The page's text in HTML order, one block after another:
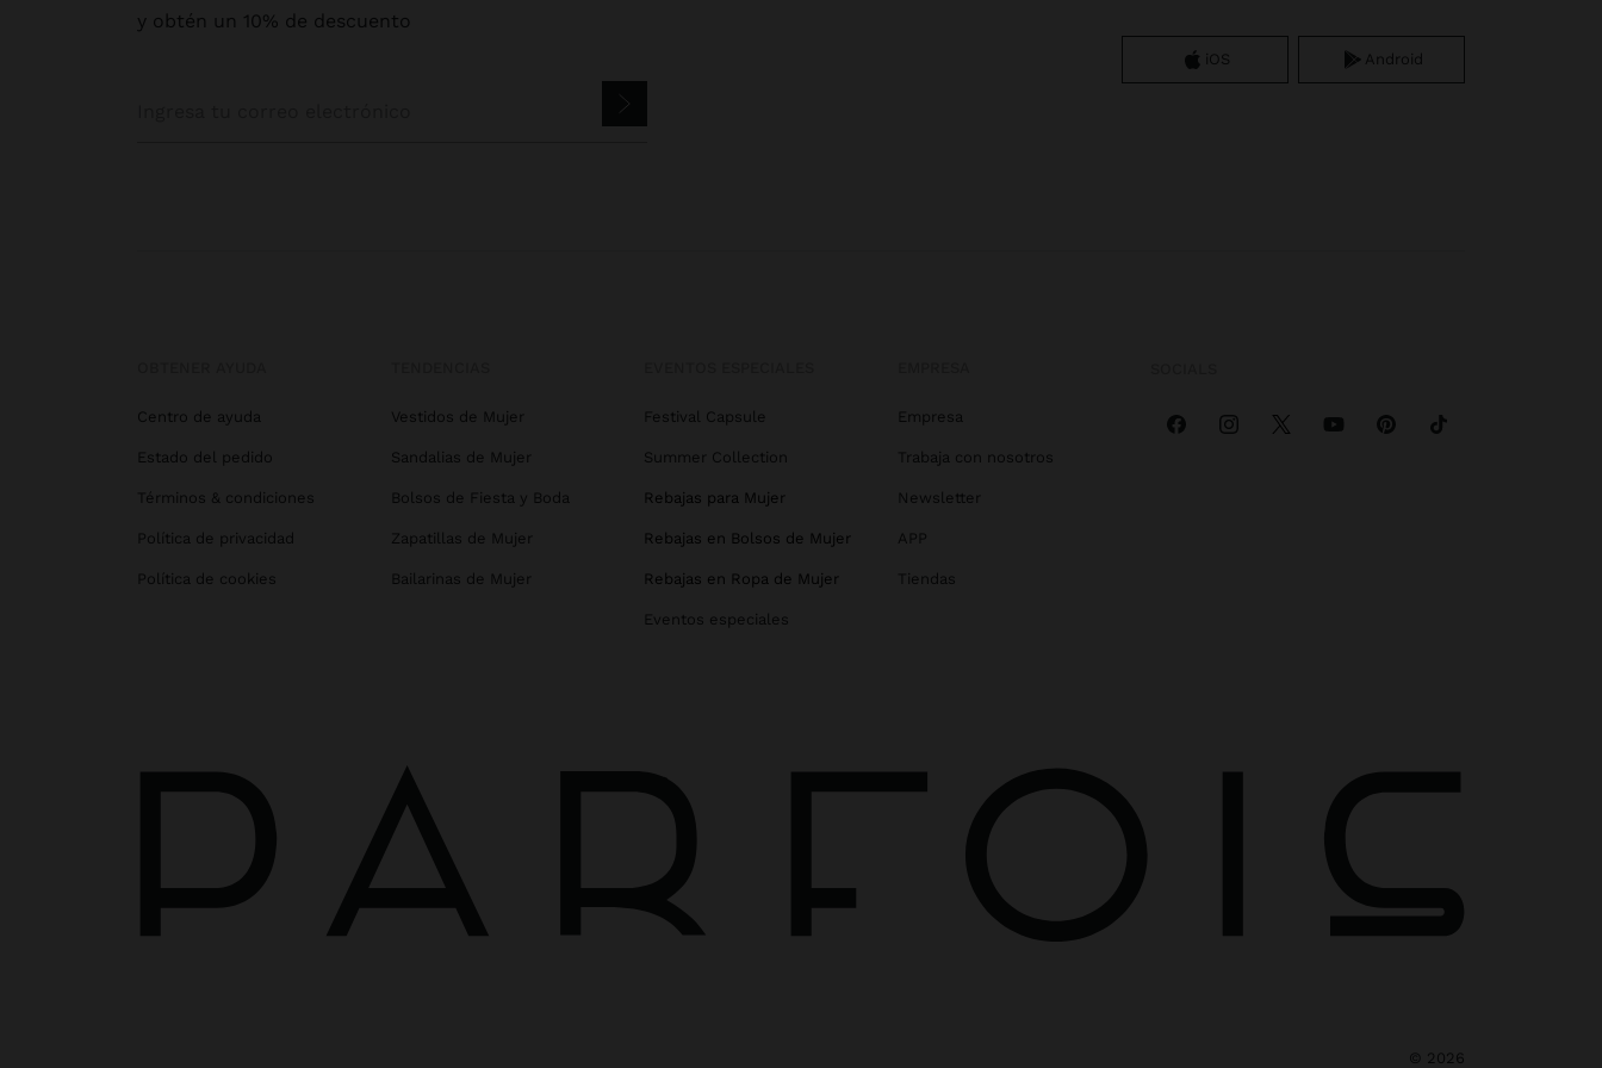
y obtén un 10% de descuento
iOS Android
Centro de ayuda
Estado del pedido
Términos & condiciones
Política de privacidad
Política de cookies
Vestidos de Mujer
Sandalias de Mujer
Bolsos de Fiesta y Boda
Zapatillas de Mujer
Bailarinas de Mujer
Festival Capsule
Summer Collection
Rebajas para Mujer
Rebajas en Bolsos de Mujer
Rebajas en Ropa de Mujer
Eventos especiales
Empresa
Trabaja con nosotros
Newsletter
APP
Tiendas
© 2026